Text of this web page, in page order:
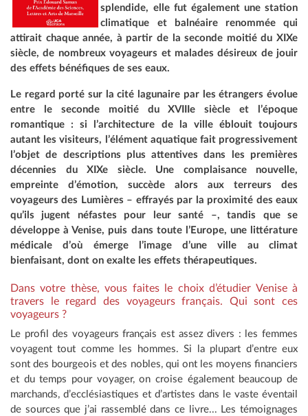
splendide, elle fut également une station
climatique et balnéaire renommée qui
attirait chaque année, à partir de la seconde moitié du XIXe
siècle, de nombreux voyageurs et malades désireux de jouir
des effets bénéfiques de ses eaux.
Le regard porté sur la cité lagunaire par les étrangers évolue
entre le seconde moitié du XVIIIe siècle et l’époque
romantique : si l’architecture de la ville éblouit toujours
autant les visiteurs, l’élément aquatique fait progressivement
l’objet de descriptions plus attentives dans les premières
décennies du XIXe siècle. Une complaisance nouvelle,
empreinte d’émotion, succède alors aux terreurs des
voyageurs des Lumières – effrayés par la proximité des eaux
qu’ils jugent néfastes pour leur santé –, tandis que se
développe à Venise, puis dans toute l’Europe, une littérature
médicale d’où émerge l’image d’une ville au climat
bienfaisant, dont on exalte les effets thérapeutiques.
Dans votre thèse, vous faites le choix d’étudier Venise à
travers le regard des voyageurs français. Qui sont ces
voyageurs ?
Le profil des voyageurs français est assez divers : les femmes
voyagent tout comme les hommes. Si la plupart d’entre eux
sont des bourgeois et des nobles, qui ont les moyens financiers
et du temps pour voyager, on croise également beaucoup de
marchands, d’ecclésiastiques et d’artistes dans le vaste éventail
de sources que j’ai rassemblé dans ce livre... Les témoignages